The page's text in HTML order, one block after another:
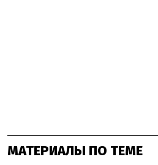
МАТЕРИАЛЫ ПО ТЕМЕ